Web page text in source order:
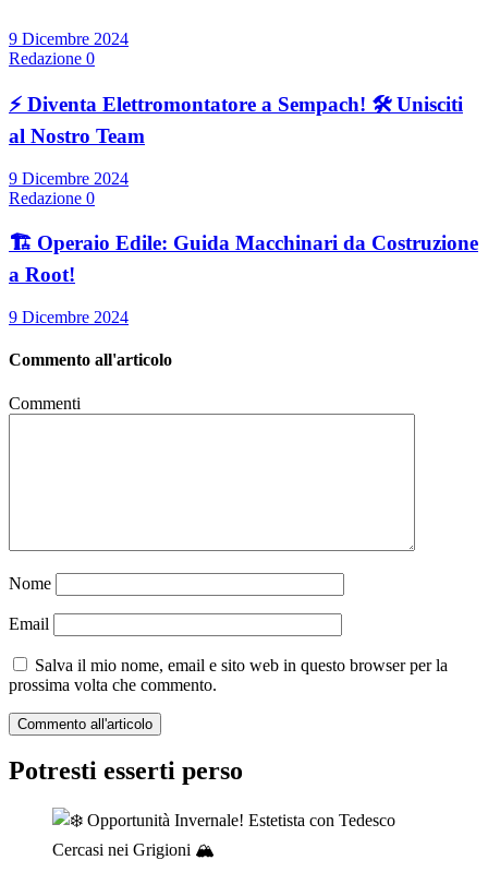
9 Dicembre 2024
Redazione 0
⚡ Diventa Elettromontatore a Sempach! 🛠️ Unisciti
al Nostro Team
9 Dicembre 2024
Redazione 0
🏗️ Operaio Edile: Guida Macchinari da Costruzione
a Root!
9 Dicembre 2024
Commento all'articolo
Commenti
Nome
Email
Salva il mio nome, email e sito web in questo browser per la
prossima volta che commento.
Potresti esserti perso